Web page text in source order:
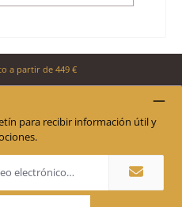
a partir de 449 €
para recibir información útil y